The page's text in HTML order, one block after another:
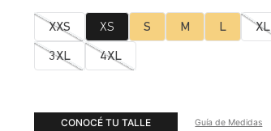
XXS XS S M L XL
3XL 4XL
CONOCÉ TU TALLE Guía de Medidas